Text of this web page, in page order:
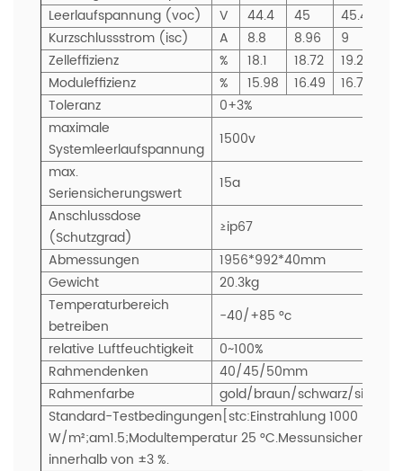
Leerlaufspannung (voc)
V 44.4 45 45.48
Kurzschlussstrom (isc)
A 8.8 8.96 9
Zelleffizienz
% 18.1 18.72 19.2
Moduleffizienz
% 15.98 16.49 16.75
Toleranz
0+3%
maximale
Systemleerlaufspannung
1500v
max.
Seriensicherungswert
15a
Anschlussdose
(Schutzgrad)
≥ip67
Abmessungen
1956*992*40mm
Gewicht
20.3kg
Temperaturbereich
betreiben
-40/+85 °c
relative Luftfeuchtigkeit
0~100%
Rahmendenken
40/45/50mm
Rahmenfarbe
gold/braun/schwarz/silber
Standard-Testbedingungen[stc:Einstrahlung 1000
W/m²;am1.5;Modultemperatur 25 °C.Messunsicherheit
innerhalb von ±3 %.